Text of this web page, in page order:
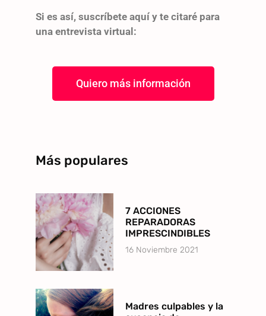
Si es así, suscríbete aquí y te citaré para
una entrevista virtual:
Quiero más información
Más populares
7 ACCIONES
REPARADORAS
IMPRESCINDIBLES
16 Noviembre 2021
Madres culpables y la